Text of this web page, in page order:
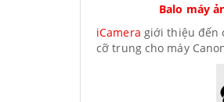
Balo máy
iCamera giới thiệu đến
cỡ trung cho máy